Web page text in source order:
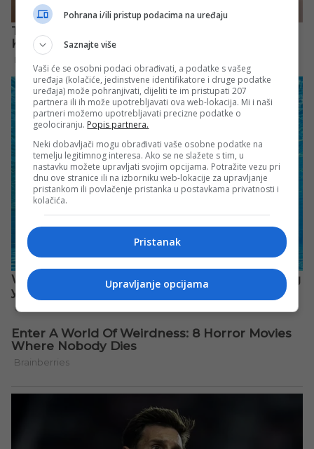
Pohrana i/ili pristup podacima na uređaju
Saznajte više
Vaši će se osobni podaci obrađivati, a podatke s vašeg
uređaja (kolačiće, jedinstvene identifikatore i druge podatke
uređaja) može pohranjivati, dijeliti te im pristupati 207
partnera ili ih može upotrebljavati ova web-lokacija. Mi i naši
partneri možemo upotrebljavati precizne podatke o
geolociranju. Popis partnera.
Neki dobavljači mogu obrađivati vaše osobne podatke na
temelju legitimnog interesa. Ako se ne slažete s tim, u
nastavku možete upravljati svojim opcijama. Potražite vezu pri
dnu ove stranice ili na izborniku web-lokacije za upravljanje
pristankom ili povlačenje pristanka u postavkama privatnosti i
kolačića.
Pristanak
Upravljanje opcijama